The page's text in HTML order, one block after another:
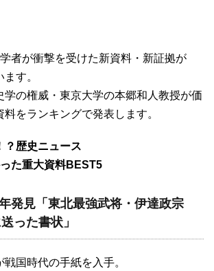
者が衝撃を受けた新資料・新証拠が
す。
学の権威・東京大学の本郷和人教授が価
をランキングで発表します。
？歴史ニュース
た重大資料BEST5
発見「東北最強武将・伊達政宗
った書状」
国時代の手紙を入手。